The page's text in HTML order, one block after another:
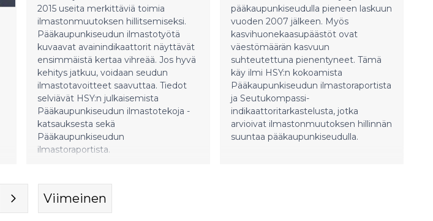
marraskuuta Asikkalassa pidettävässä
lehdistötilaisuudessa.
2015 useita merkittäviä toimia
ilmastonmuutoksen hillitsemiseksi.
Pääkaupunkiseudun ilmastotyötä
kuvaavat avainindikaattorit näyttävät
ensimmäistä kertaa vihreää. Jos hyvä
kehitys jatkuu, voidaan seudun
ilmastotavoitteet saavuttaa. Tiedot
selviävät HSY:n julkaisemista
Pääkaupunkiseudun ilmastotekoja -
katsauksesta sekä
Pääkaupunkiseudun
ilmastoraportista.
pääkaupunkiseudulla pieneen laskuun
vuoden 2007 jälkeen. Myös
kasvihuonekaasupäästöt ovat
väestömäärän kasvuun
suhteutettuna pienentyneet. Tämä
käy ilmi HSY:n kokoamista
Pääkaupunkiseudun ilmastoraportista
ja Seutukompassi-
indikaattoritarkastelusta, jotka
arvioivat ilmastonmuutoksen hillinnän
suuntaa pääkaupunkiseudulla.
Viimeinen